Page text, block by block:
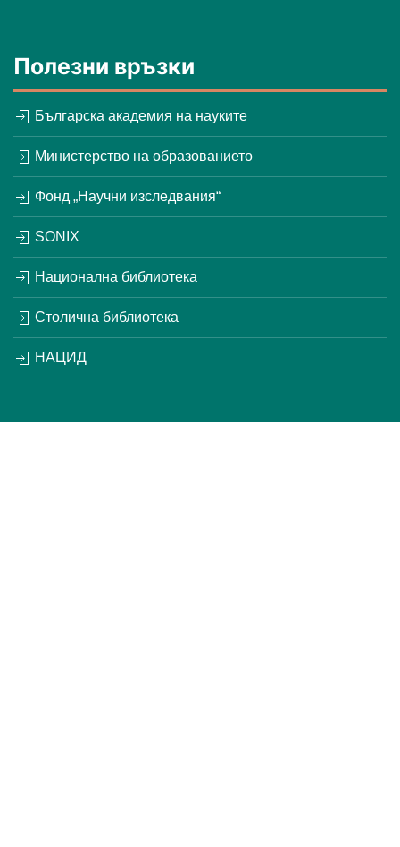
Полезни връзки
Българска академия на науките
Министерство на образованието
Фонд „Научни изследвания“
SONIX
Национална библиотека
Столична библиотека
НАЦИД